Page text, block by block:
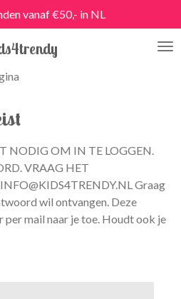
vanaf €50,- in NL
NODIG OM IN TE LOGGEN.
VRAAG HET
Graag
wil ontvangen. Deze
per mail naar je toe. Houdt ook je